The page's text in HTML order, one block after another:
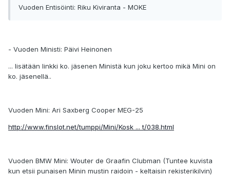
Vuoden Entisöinti: Riku Kiviranta - MOKE
- Vuoden Ministi: Päivi Heinonen
... lisätään linkki ko. jäsenen Ministä kun joku kertoo mikä Mini on
ko. jäsenellä..
Vuoden Mini: Ari Saxberg Cooper MEG-25
http://www.finslot.net/tumppi/Mini/Kosk ... t/038.html
Vuoden BMW Mini: Wouter de Graafin Clubman (Tuntee kuvista
kun etsii punaisen Minin mustin raidoin - keltaisin rekisterikilvin)